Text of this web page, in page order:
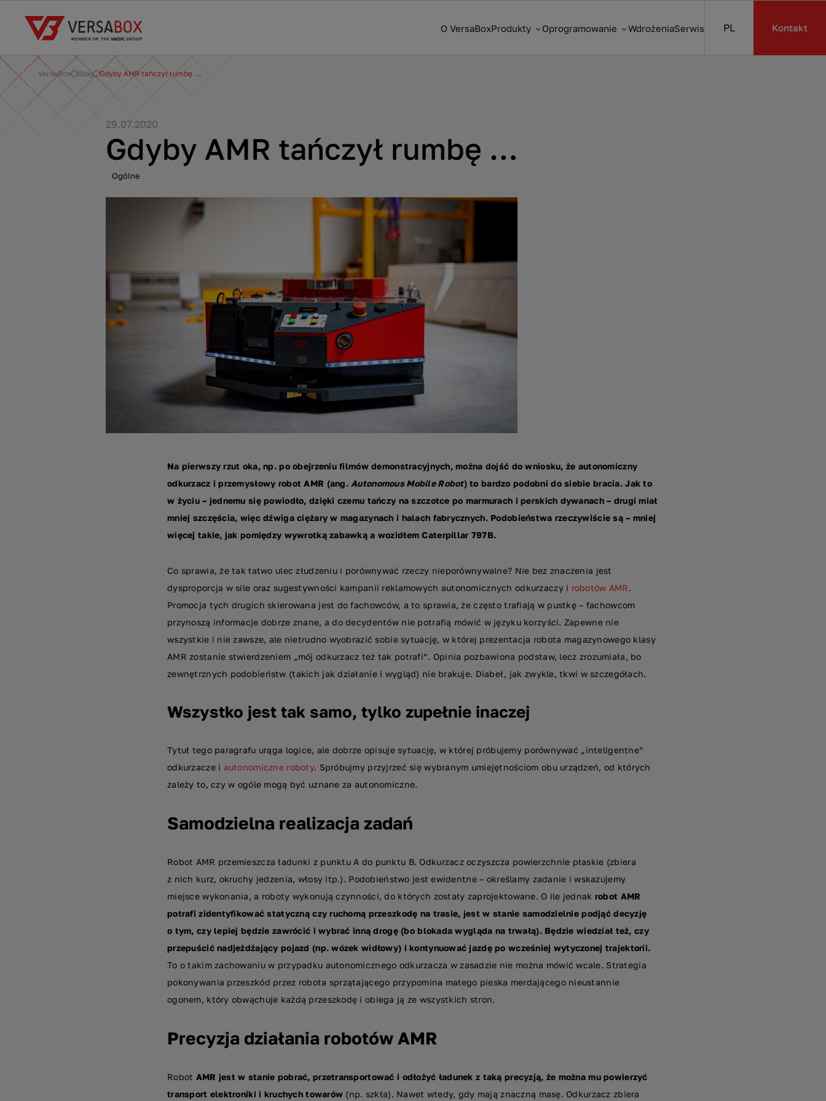
O VersaBoxProdukty Oprogramowanie WdrożeniaSerwis PL Kontakt
VersaBox Blog Gdyby AMR tańczył rumbę …
29.07.2020
Gdyby AMR tańczył rumbę …
Ogólne
Na pierwszy rzut oka, np. po obejrzeniu filmów demonstracyjnych, można dojść do wniosku, że autonomiczny
odkurzacz i przemysłowy robot AMR (ang. Autonomous Mobile Robot) to bardzo podobni do siebie bracia. Jak to
w życiu – jednemu się powiodło, dzięki czemu tańczy na szczotce po marmurach i perskich dywanach – drugi miał
mniej szczęścia, więc dźwiga ciężary w magazynach i halach fabrycznych. Podobieństwa rzeczywiście są – mniej
więcej takie, jak pomiędzy wywrotką zabawką a wozidłem Caterpillar 797B.
Co sprawia, że tak łatwo ulec złudzeniu i porównywać rzeczy nieporównywalne? Nie bez znaczenia jest
dysproporcja w sile oraz sugestywności kampanii reklamowych autonomicznych odkurzaczy i robotów AMR.
Promocja tych drugich skierowana jest do fachowców, a to sprawia, że często trafiają w pustkę – fachowcom
przynoszą informacje dobrze znane, a do decydentów nie potrafią mówić w języku korzyści. Zapewne nie
wszystkie i nie zawsze, ale nietrudno wyobrazić sobie sytuację, w której prezentacja robota magazynowego klasy
AMR zostanie stwierdzeniem „mój odkurzacz też tak potrafi”. Opinia pozbawiona podstaw, lecz zrozumiała, bo
zewnętrznych podobieństw (takich jak działanie i wygląd) nie brakuje. Diabeł, jak zwykle, tkwi w szczegółach.
Wszystko jest tak samo, tylko zupełnie inaczej
Tytuł tego paragrafu urąga logice, ale dobrze opisuje sytuację, w której próbujemy porównywać „inteligentne”
odkurzacze i autonomiczne roboty. Spróbujmy przyjrzeć się wybranym umiejętnościom obu urządzeń, od których
zależy to, czy w ogóle mogą być uznane za autonomiczne.
Samodzielna realizacja zadań
Robot AMR przemieszcza ładunki z punktu A do punktu B. Odkurzacz oczyszcza powierzchnie płaskie (zbiera
z nich kurz, okruchy jedzenia, włosy itp.). Podobieństwo jest ewidentne – określamy zadanie i wskazujemy
miejsce wykonania, a roboty wykonują czynności, do których zostały zaprojektowane. O ile jednak robot AMR
potrafi zidentyfikować statyczną czy ruchomą przeszkodę na trasie, jest w stanie samodzielnie podjąć decyzję
o tym, czy lepiej będzie zawrócić i wybrać inną drogę (bo blokada wygląda na trwałą). Będzie wiedział też, czy
przepuścić nadjeżdżający pojazd (np. wózek widłowy) i kontynuować jazdę po wcześniej wytyczonej trajektorii.
To o takim zachowaniu w przypadku autonomicznego odkurzacza w zasadzie nie można mówić wcale. Strategia
pokonywania przeszkód przez robota sprzątającego przypomina małego pieska merdającego nieustannie
ogonem, który obwąchuje każdą przeszkodę i obiega ją ze wszystkich stron.
Precyzja działania robotów AMR
Robot AMR jest w stanie pobrać, przetransportować i odłożyć ładunek z taką precyzją, że można mu powierzyć
transport elektroniki i kruchych towarów (np. szkła). Nawet wtedy, gdy mają znaczną masę. Odkurzacz zbiera